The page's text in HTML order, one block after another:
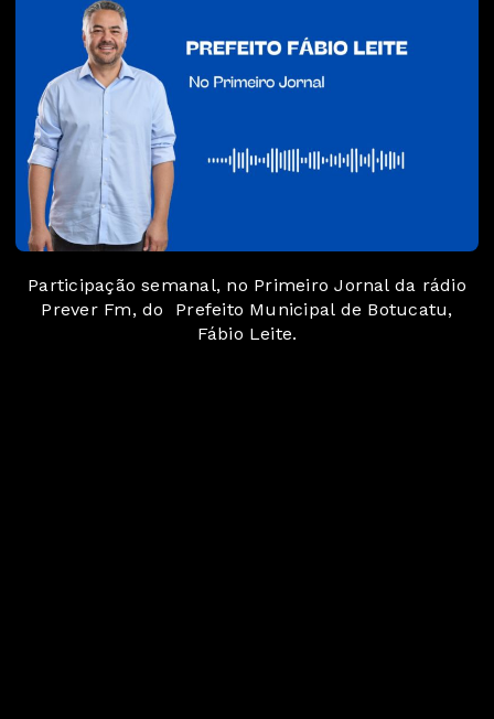
Participação semanal, no Primeiro Jornal da rádio
Prever Fm, do Prefeito Municipal de Botucatu,
Fábio Leite.